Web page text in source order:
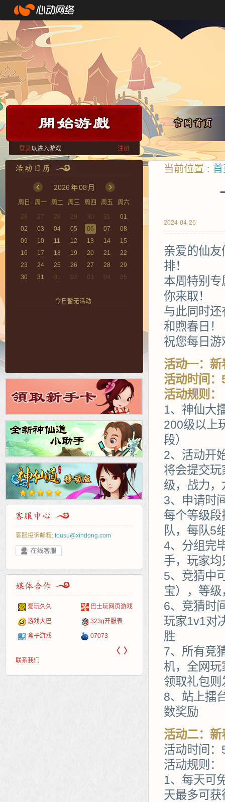
登录以进入游戏 注册
2026年08 月
周日 周一 周二 周三 周四 周五
周六
26
27 28 29 30 31
01
02
03 04 05 06 07
08
09
10 11 12 13 14
15
16
17 18 19 20 21
22
23
24 25 26 27 28
29
30
31 01 02 03 04 05
今日暂无活动
客服投诉邮箱: tousu@xindong.com
爱玩久久 巴士玩网页游戏
游戏大巴 323g开服表
盒子游戏 07073
页游网
腾讯游戏 新浪
新浪页游
多玩
pcgame 中华网
游一游
游侠网页游戏 40407
5617网游网
开服网
斗蟹网页游戏 游戏
4q5q游戏
〈 〉
联系我们
当前位置 :
2024-04-26
亲爱的仙
排！
本周特别
你来取！
与此同时
和煦春日！
祝您每日
活动一：
活动时间
活动规则：
1、神仙大
200级以上
段）
2、活动开
将会提交
级，战力
3、申请时
每个等级
队，每队5
4、分组完
手，玩家
5、竞猜中
宝），等
6、竞猜时
玩家1v1对
胜
7、所有竞
机，全网
领取礼包则
8、站上擂
数奖励
活动二：
活动时间
活动规则：
1、每天可
天最多可获